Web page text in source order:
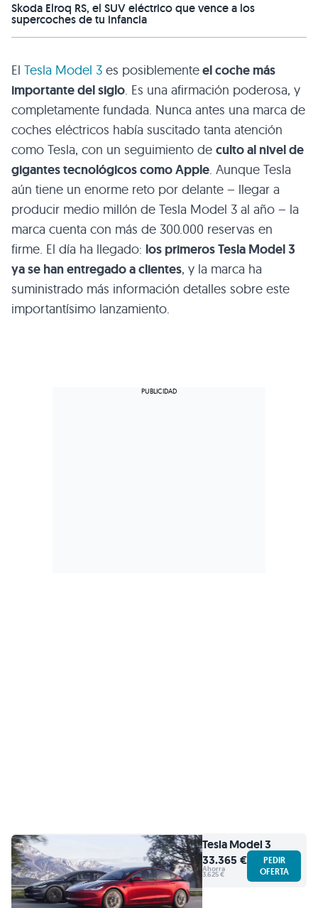
Skoda Elroq RS, el SUV eléctrico que vence a los
supercoches de tu infancia
El Tesla Model 3 es posiblementeel coche más
importante del siglo. Es una afirmación poderosa, y
completamente fundada. Nunca antes una marca de
coches eléctricos había suscitado tanta atención
como Tesla, con un seguimiento de culto al nivel de
gigantes tecnológicos como Apple. Aunque Tesla
aún tiene un enorme reto por delante – llegar a
producir medio millón de Tesla Model 3 al año – la
marca cuenta con más de 300.000 reservas en
firme. El día ha llegado: los primeros Tesla Model 3
ya se han entregado a clientes, y la marca ha
suministrado más información detalles sobre este
importantísimo lanzamiento.
TeslaModel 3
33.365 €
Ahorra
3.625 €
PEDIR
OFERTA